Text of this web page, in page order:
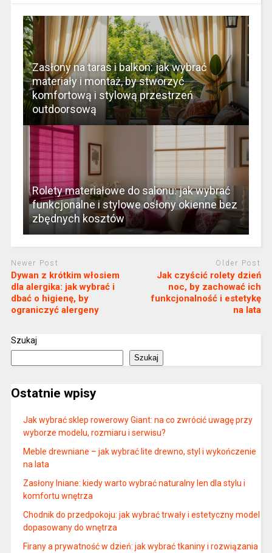
Zasłony na taras i balkon: jak wybrać
materiały i montaż, by stworzyć
komfortową i stylową przestrzeń
outdoorsową
Rolety materiałowe do salonu: jak wybrać
funkcjonalne i stylowe osłony okienne bez
zbędnych kosztów
Newer Post
Dywan z krótkim włosiem
dla alergika: jak wybrać i
dbać o higienę, by
ograniczyć alergeny
Older Post
Jak czyścić rolety dzień
noc, by zachować ich
funkcjonalność i estetykę
na lata
Szukaj
Szukaj
Ostatnie wpisy
Jak wybrać sklep rowerowy Giant: na co zwrócić uwagę przy
wyborze modelu, rozmiaru i serwisu?
Meble drewniane – jak wybrać lite drewno, styl i wykończenie
na lata
Zasłony lniane: kiedy warto wybrać naturalny len dla stylu i
komfortu wnętrza
Chodnik do przedpokoju: jak wybrać trwały i estetyczny model
dopasowany do wnętrza
Firany a prywatność w dzień: jak wybrać tkaniny i rozwiązania